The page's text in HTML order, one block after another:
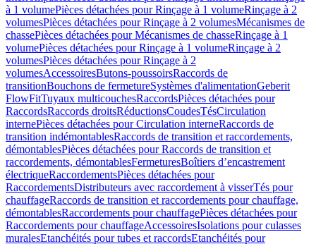
à 1 volumePièces détachées pour Rinçage à 1 volumeRinçage à 2
volumesPièces détachées pour Rinçage à 2 volumesMécanismes de
chassePièces détachées pour Mécanismes de chasseRinçage à 1
volumePièces détachées pour Rinçage à 1 volumeRinçage à 2
volumesPièces détachées pour Rinçage à 2
volumesAccessoiresButons-poussoirsRaccords de
transitionBouchons de fermetureSystèmes d'alimentationGeberit
FlowFitTuyaux multicouchesRaccordsPièces détachées pour
RaccordsRaccords droitsRéductionsCoudesTésCirculation
internePièces détachées pour Circulation interneRaccords de
transition indémontablesRaccords de transition et raccordements,
démontablesPièces détachées pour Raccords de transition et
raccordements, démontablesFermeturesBoîtiers d’encastrement
électriqueRaccordementsPièces détachées pour
RaccordementsDistributeurs avec raccordement à visserTés pour
chauffageRaccords de transition et raccordements pour chauffage,
démontablesRaccordements pour chauffagePièces détachées pour
Raccordements pour chauffageAccessoiresIsolations pour culasses
muralesEtanchéités pour tubes et raccordsEtanchéités pour